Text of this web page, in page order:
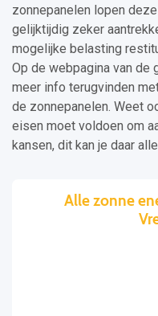
zonnepanelen lopen
gelijktijdig zeker
mogelijke belasting
Op de webpagina van de
meer info terugvinden
de zonnepanelen. Weet
eisen moet voldoen om
kansen, dit kan je daar
Alle zonne